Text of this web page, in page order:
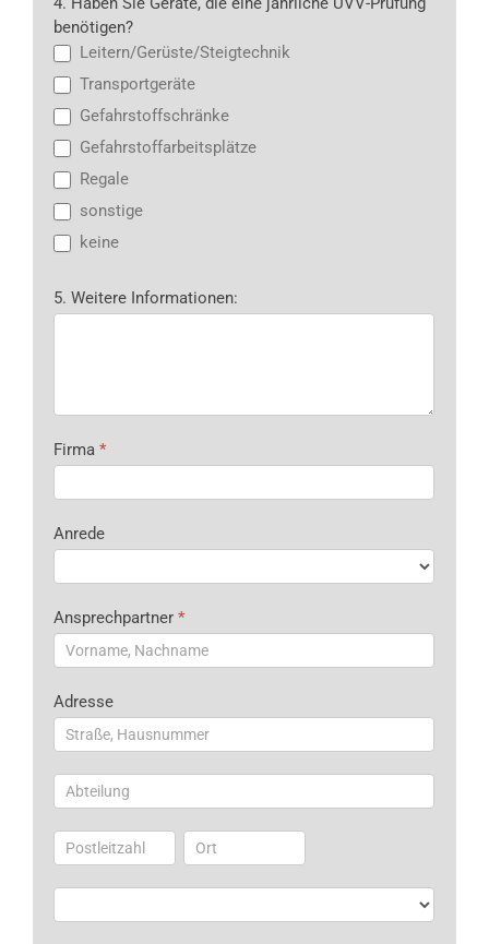
benötigen?
Leitern/Gerüste/Steigtechnik
Transportgeräte
Gefahrstoffschränke
Gefahrstoffarbeitsplätze
Regale
sonstige
keine
5. Weitere Informationen:
Firma*
Anrede
Ansprechpartner*
Adresse
Adresse
Adresse
Adresse Adresse